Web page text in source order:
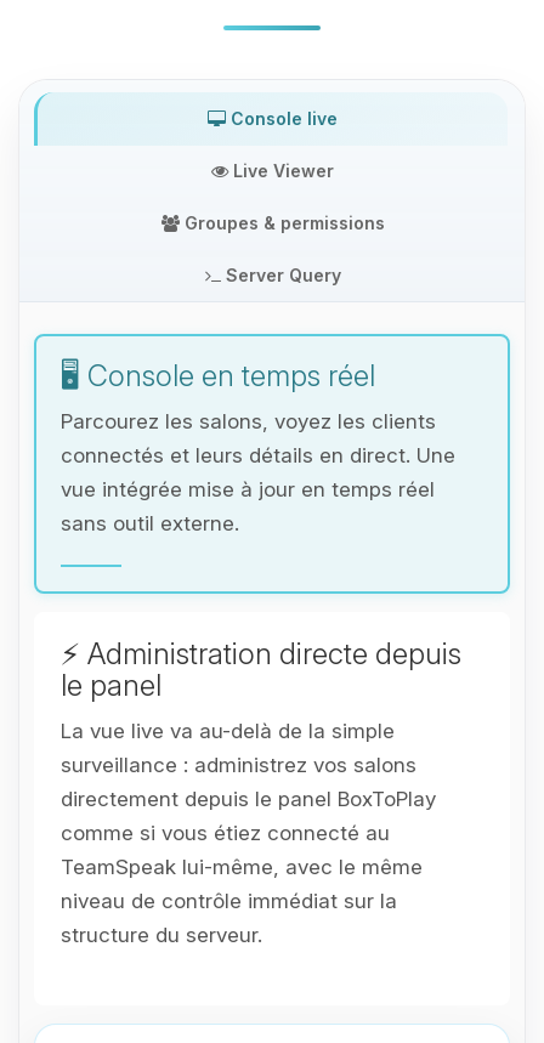
Console live
Live Viewer
Groupes & permissions
Server Query
🖥️ Console en temps réel
Parcourez les salons, voyez les clients
connectés et leurs détails en direct. Une
vue intégrée mise à jour en temps réel
sans outil externe.
⚡ Administration directe depuis
le panel
La vue live va au-delà de la simple
surveillance : administrez vos salons
directement depuis le panel BoxToPlay
comme si vous étiez connecté au
TeamSpeak lui-même, avec le même
niveau de contrôle immédiat sur la
structure du serveur.